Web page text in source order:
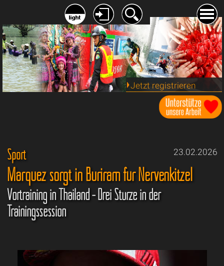
Jetzt registrieren
23.02.2026
Sport
Marquez sorgt in Buriram für Nervenkitzel
Vortraining in Thailand - Drei Stürze in der
Trainingssession